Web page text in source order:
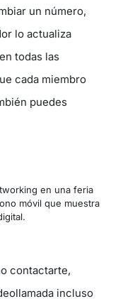
un número,
lo actualiza
todas las
cada miembro
puedes
contactarte,
incluso